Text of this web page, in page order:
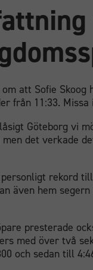
att Sofie
från 11:33. Missa
Göteborg vi
det verkade
rekord
även hem
presterade
med över två
och sedan till